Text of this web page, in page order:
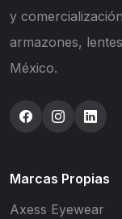
y
armazones,
México.
Marcas Propias
Axess Eyewear